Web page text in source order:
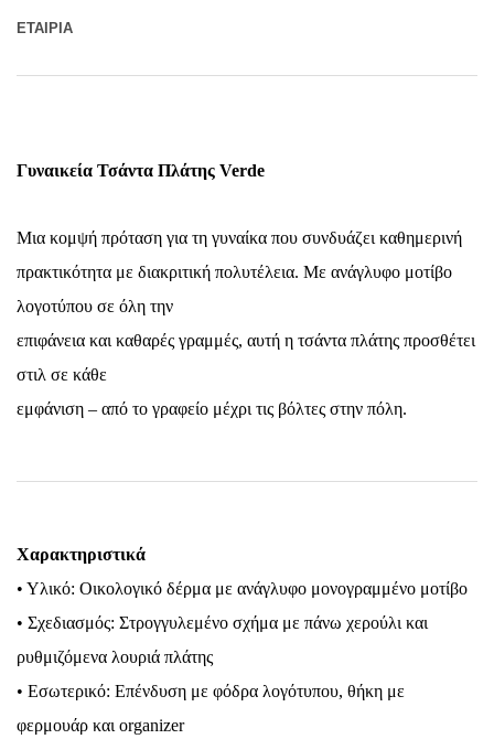
ΕΤΑΙΡΊΑ
Γυναικεία Τσάντα Πλάτης Verde
Μια κομψή πρόταση για τη γυναίκα που συνδυάζει καθημερινή
πρακτικότητα με διακριτική πολυτέλεια. Με ανάγλυφο μοτίβο
λογοτύπου σε όλη την
επιφάνεια και καθαρές γραμμές, αυτή η τσάντα πλάτης προσθέτει
στιλ σε κάθε
εμφάνιση – από το γραφείο μέχρι τις βόλτες στην πόλη.
Χαρακτηριστικά
• Υλικό: Οικολογικό δέρμα με ανάγλυφο μονογραμμένο μοτίβο
• Σχεδιασμός: Στρογγυλεμένο σχήμα με πάνω χερούλι και
ρυθμιζόμενα λουριά πλάτης
• Εσωτερικό: Επένδυση με φόδρα λογότυπου, θήκη με
φερμουάρ και organizer